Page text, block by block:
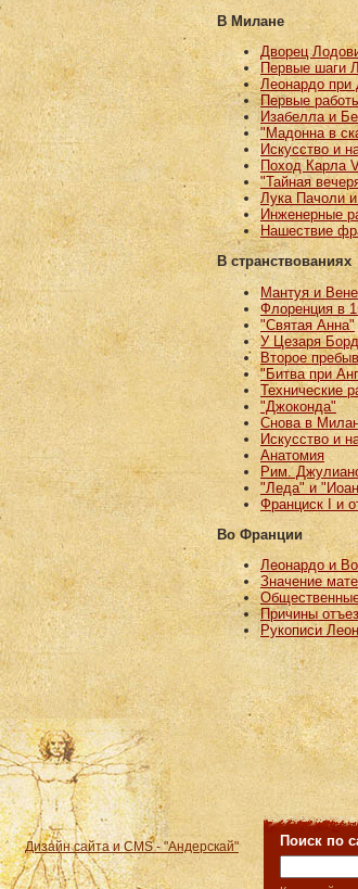
В Милане
Дворец
Первые шаги
Леонардо при
Первые
Изабелла и
"Мадонна в
Искусство и
Поход Карла
"Тайная
Лука Пачоли
Инженерные
Нашествие
В странствованиях
Мантуя и
Флоренция в
"Святая Анна"
У Цезаря
Второе
"Битва при
Технические
"Джоконда"
Снова в
Искусство и
Анатомия
Рим.
"Леда" и
Франциск I и
Во Франции
Леонардо и
Значение
Причины
Рукописи
Дизайн сайта иCMS - "Андерскай" Поиск по